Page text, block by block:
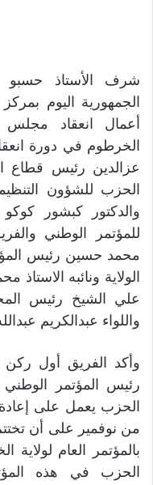
شرف الأستاذ حسبو
الجمهورية اليوم
أعمال انعقاد مجلس
الخرطوم في دورة
عزالدين رئيس قطاع
الحزب للشؤون
والدكتور كبشور
للمؤتمر الوطني
محمد حسين رئيس
الولاية ونائبه
علي الشيخ رئيس
واللواء عبدالكريم
وأكد الفريق أول
رئيس المؤتمر الوطني
الحزب يعمل على إعادة
من نوفمير على أن
بالمؤتمر العام
الحزب في هذه